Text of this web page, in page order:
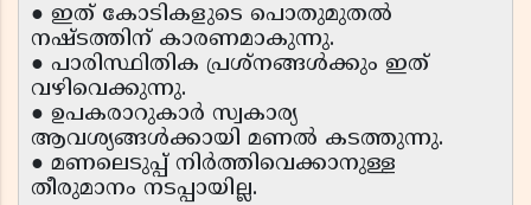
● ഇത് കോടികളുടെ പൊതുമുതൽ
നഷ്ടത്തിന് കാരണമാകുന്നു.
● പാരിസ്ഥിതിക പ്രശ്‌നങ്ങൾക്കും ഇത്
വഴിവെക്കുന്നു.
● ഉപകരാറുകാർ സ്വകാര്യ
ആവശ്യങ്ങൾക്കായി മണൽ കടത്തുന്നു.
● മണലെടുപ്പ് നിർത്തിവെക്കാനുള്ള
തീരുമാനം നടപ്പായില്ല.